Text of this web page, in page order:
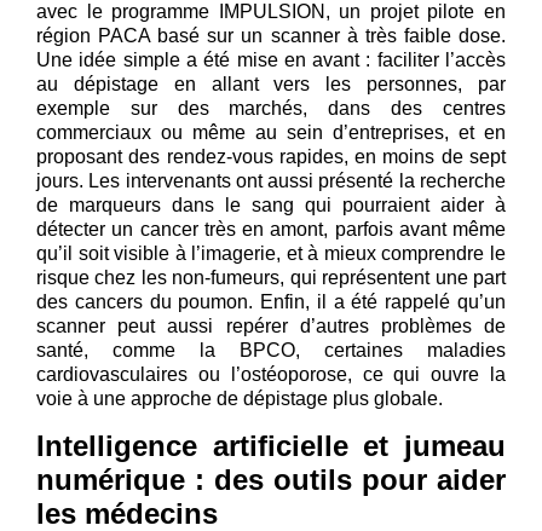
avec le programme IMPULSION, un projet pilote en
région PACA basé sur un scanner à très faible dose.
Une idée simple a été mise en avant : faciliter l’accès
au dépistage en allant vers les personnes, par
exemple sur des marchés, dans des centres
commerciaux ou même au sein d’entreprises, et en
proposant des rendez-vous rapides, en moins de sept
jours. Les intervenants ont aussi présenté la recherche
de marqueurs dans le sang qui pourraient aider à
détecter un cancer très en amont, parfois avant même
qu’il soit visible à l’imagerie, et à mieux comprendre le
risque chez les non-fumeurs, qui représentent une part
des cancers du poumon. Enfin, il a été rappelé qu’un
scanner peut aussi repérer d’autres problèmes de
santé, comme la BPCO, certaines maladies
cardiovasculaires ou l’ostéoporose, ce qui ouvre la
voie à une approche de dépistage plus globale.
Intelligence artificielle et jumeau
numérique : des outils pour aider
les médecins